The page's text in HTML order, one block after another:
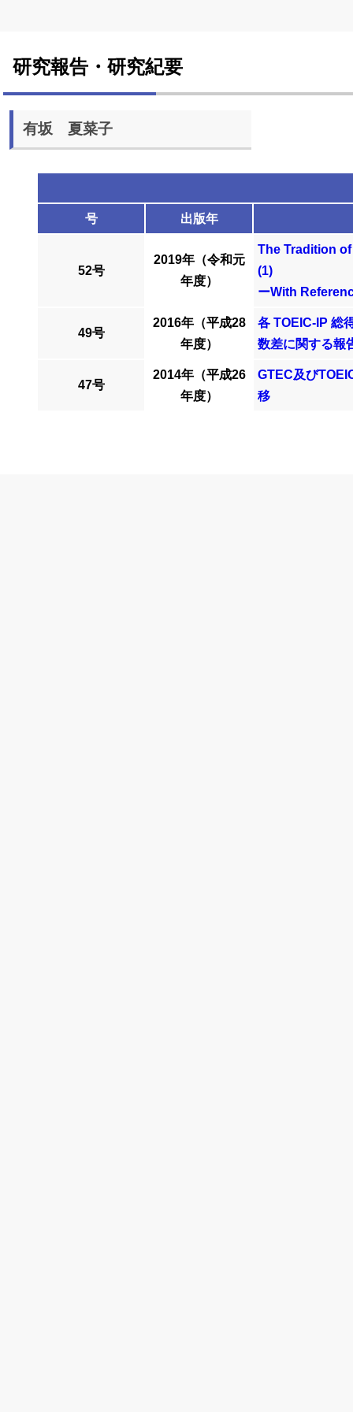
研究報告・研究紀要
有坂 夏菜子
号 出版年
52号
2019年（令和元
年度）
The Tradition
(1)
ーWith
49号
2016年（平成28
年度）
各 TOEIC-IP 総
数差に関する報
47号
2014年（平成26
年度）
GTEC及び
移